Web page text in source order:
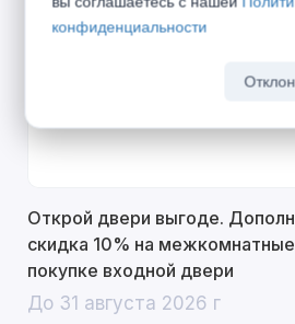
% Акция
Открой двери выгоде.
скидка 10% на
покупке входной двери
До 31 августа 2026 г
конфиденциальности